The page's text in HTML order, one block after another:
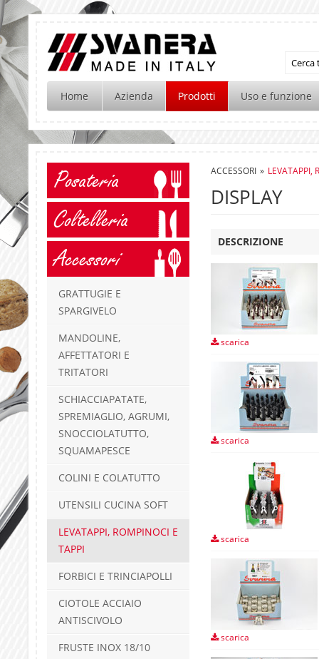
Home Azienda Prodotti Uso e funzione
Posateria
Coltelleria
Accessori
GRATTUGIE E
SPARGIVELO
MANDOLINE,
AFFETTATORI E
TRITATORI
SCHIACCIAPATATE,
SPREMIAGLIO, AGRUMI,
SNOCCIOLATUTTO,
SQUAMAPESCE
COLINI E COLATUTTO
UTENSILI CUCINA SOFT
LEVATAPPI, ROMPINOCI E
TAPPI
FORBICI E TRINCIAPOLLI
CIOTOLE ACCIAIO
ANTISCIVOLO
FRUSTE INOX 18/10
ACCESSORI » LEVATAPPI,
DISPLAY
DESCRIZIONE
scarica
scarica
scarica
scarica